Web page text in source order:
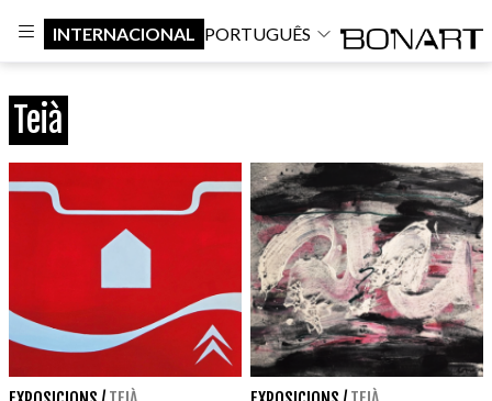
INTERNACIONAL PORTUGUÊS
Teià